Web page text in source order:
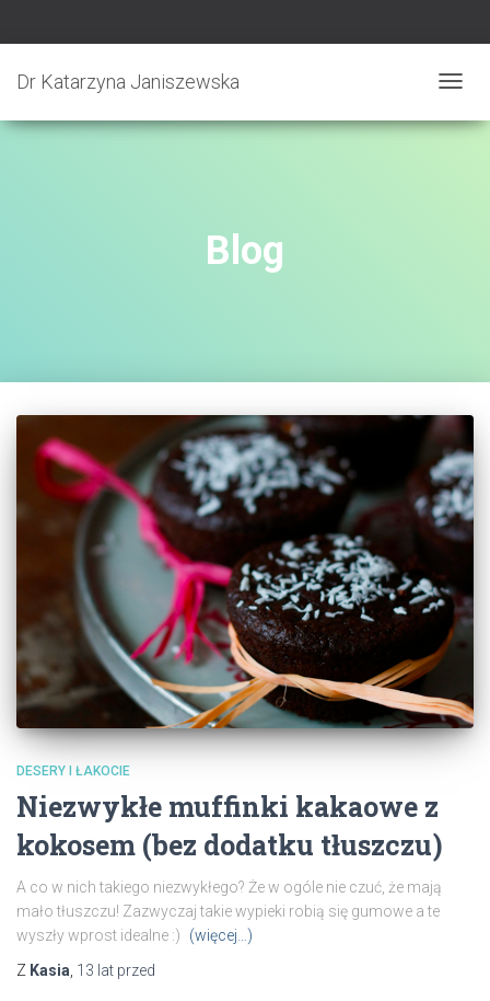
Dr Katarzyna Janiszewska
Blog
DESERY I ŁAKOCIE
Niezwykłe muffinki kakaowe z
kokosem (bez dodatku tłuszczu)
A co w nich takiego niezwykłego? Że w ogóle nie czuć, że mają
mało tłuszczu! Zazwyczaj takie wypieki robią się gumowe a te
wyszły wprost idealne :)
(więcej…)
Z Kasia 13 lat przed